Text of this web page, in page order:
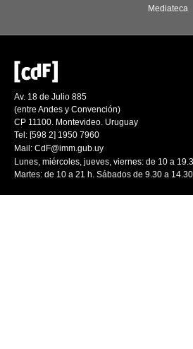
Mediateca
Av. 18 de Julio 885
(entre Andes y Convención)
CP 11100. Montevideo. Uruguay
Tel: [598 2] 1950 7960
Mail: CdF@imm.gub.uy
Lunes, miércoles, jueves, viernes: de 10 a
Martes: de 10 a 21 h. Sábados de 9.30 a